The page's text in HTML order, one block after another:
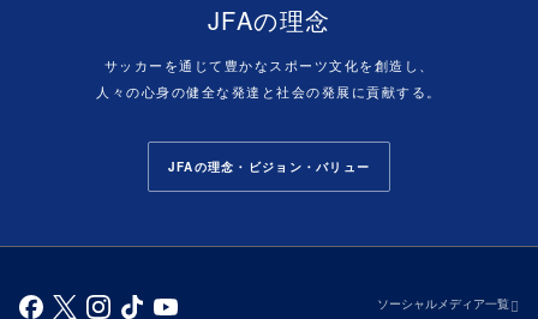
JFAの理念
サッカーを通じて豊かなスポーツ文化を創造し、
人々の心身の健全な発達と社会の発展に貢献する。
JFAの理念・ビジョン・バリュー
ソーシャルメディア一覧